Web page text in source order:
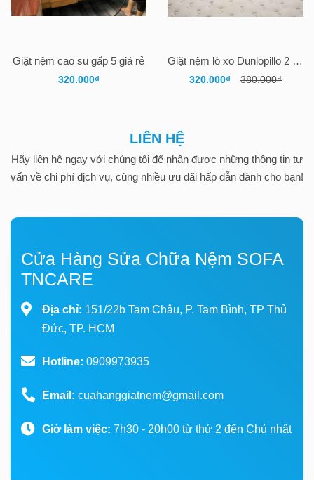
Giặt nệm cao su gấp 5 giá rẻ
320.000₫
Giặt nệm lò xo Dunlopillo 2 mặt vải
320.000₫ 380.000₫
LIÊN HỆ
Hãy liên hệ ngay với chúng tôi để nhận được những thông tin tư
vấn về chi phí dịch vụ, cùng nhiều ưu đãi hấp dẫn dành cho bạn!
Cửa Hàng Sửa Chữa Nệm SOFA
TNCARE
Địa chỉ: 151/22b Tam Châu, P. Tam Bình, TP Thủ
Đức, TP. HCM
Hotline: 0909973935
Email: cuahanggiatnem@gmail.com
Giờ làm việc: 7h30 - 20h00 từ thứ 2 đến Chủ nhật